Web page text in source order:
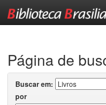
Página de
Buscar em:
por